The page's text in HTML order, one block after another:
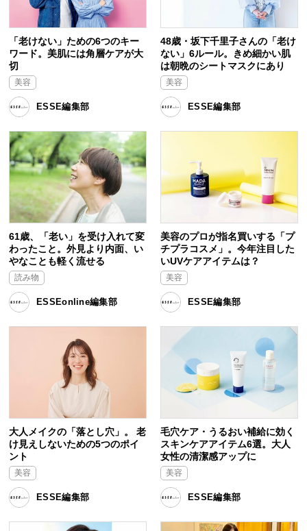
「老けない」ための6つのキー
ワード。美肌には角層ケアが大
切
美容
ESSE編集部
48歳・坂下千里子さんの「老け
ない」6ルール。きめ細かい肌
は朝晩のシートマスクにあり
美容
ESSE編集部
61歳、「老い」を受け入れて変
わったこと。外見より内面、い
やなことも軽く流せる
読み物
ESSEonline編集部
美容のプロが指名買いする「プ
チプラコスメ」。今年注目した
いUVケアアイテムは？
美容
ESSE編集部
大人メイクの「落とし穴」。 老
け見えしないための5つのポイ
ント
美容
ESSE編集部
毛穴ケア・うるおい補給に効く
スキンケアアイテム6選。大人
女性の清潔感アップに
美容
ESSE編集部